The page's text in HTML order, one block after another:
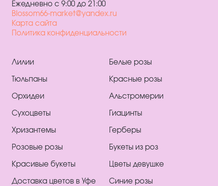
Ежедневно с 9:00 до 21:00
Blossom66-market@yandex.ru
Карта сайта
Политика конфиденциальности
Лилии
Тюльпаны
Орхидеи
Сухоцветы
Хризантемы
Розовые розы
Красивые букеты
Доставка цветов в Уфе
Белые розы
Красные розы
Альстромерии
Гиацинты
Герберы
Букеты из роз
Цветы девушке
Синие розы